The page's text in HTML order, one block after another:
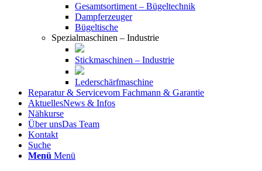
Gesamtsortiment – Bügeltechnik
Dampferzeuger
Bügeltische
Spezialmaschinen – Industrie
Stickmaschinen – Industrie
Lederschärfmaschine
Reparatur & Servicevom Fachmann & Garantie
AktuellesNews & Infos
Nähkurse
Über unsDas Team
Kontakt
Suche
Menü Menü